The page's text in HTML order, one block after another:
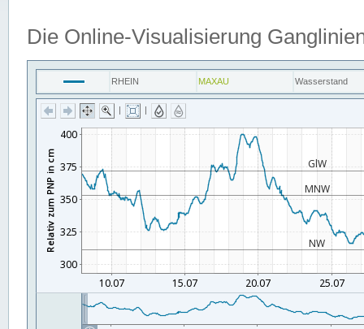
Die Online-Visualisierung